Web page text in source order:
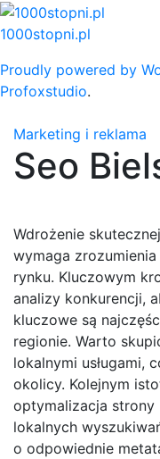
Skip
to
1000stopni.pl
Proudly powered by
Profoxstudio.
Marketing i reklama
Seo
Wdrożenie
wymaga
rynku. Kluczowym
analizy konkurencji,
kluczowe są
regionie. Warto
lokalnymi usługami,
okolicy. Kolejnym
optymalizacja
lokalnych
o odpowiednie